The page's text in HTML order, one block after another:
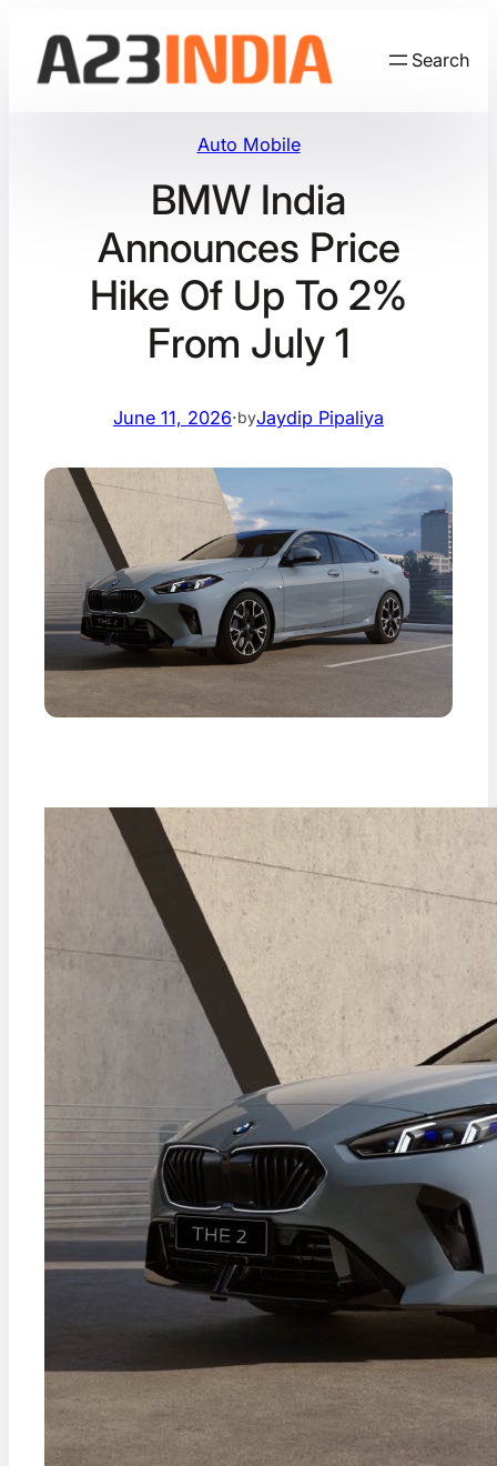
content
Search
Auto Mobile
BMW India
Announces Price
Hike Of Up To 2%
From July 1
June 11, 2026·byJaydip Pipaliya